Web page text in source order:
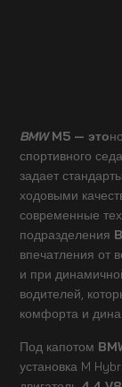
BMWM5 — это
спортивного
задает
ходовыми
современные
подразделения
впечатления от
и при
водителей,
комфорта и
Под капотом
установка M